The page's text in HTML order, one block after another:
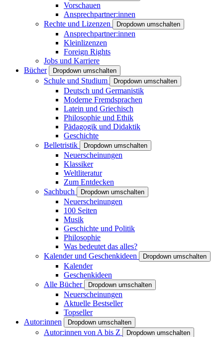
Vorschauen
Ansprechpartner:innen
Rechte und Lizenzen
Dropdown umschalten
Ansprechpartner:innen
Kleinlizenzen
Foreign Rights
Jobs und Karriere
Bücher
Dropdown umschalten
Schule und Studium Dropdown umschalten
Deutsch und Germanistik
Moderne Fremdsprachen
Latein und Griechisch
Philosophie und Ethik
Pädagogik und Didaktik
Geschichte
Belletristik
Dropdown umschalten
Neuerscheinungen
Klassiker
Weltliteratur
Zum Entdecken
Sachbuch
Dropdown umschalten
Neuerscheinungen
100 Seiten
Musik
Geschichte und Politik
Philosophie
Was bedeutet das alles?
Kalender und Geschenkideen
Dropdown umschalten
Kalender
Geschenkideen
Alle Bücher
Dropdown umschalten
Neuerscheinungen
Aktuelle Bestseller
Topseller
Autor:innen
Dropdown umschalten
Autor:innen von A bis Z Dropdown umschalten